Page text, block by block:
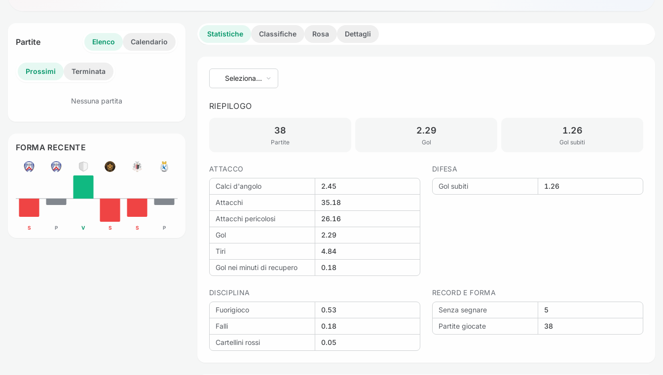
Partite Elenco Calendario
Prossimi Terminata
Nessuna partita
FORMA RECENTE
S P V S S P
Statistiche Classifiche Rosa Dettagli
Seleziona
stagione
RIEPILOGO
38
Partite
2.29
Gol
1.26
Gol subiti
ATTACCO
Calci d'angolo
2.45
Attacchi
35.18
Attacchi pericolosi
26.16
Gol
2.29
Tiri
4.84
Gol nei minuti di recupero
0.18
DIFESA
Gol subiti 1.26
DISCIPLINA
Fuorigioco
0.53
Falli
0.18
Cartellini rossi
0.05
RECORD E FORMA
Senza segnare
5
Partite giocate
38